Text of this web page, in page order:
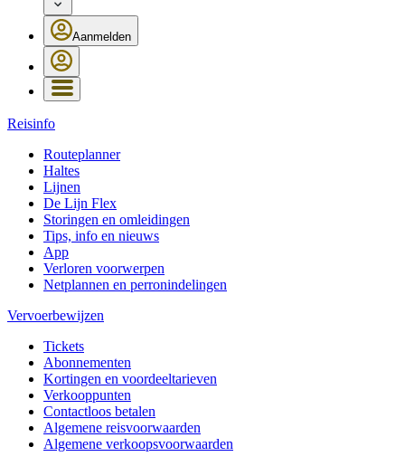
Aanmelden
Reisinfo
Routeplanner
Haltes
Lijnen
De Lijn Flex
Storingen en omleidingen
Tips, info en nieuws
App
Verloren voorwerpen
Netplannen en perronindelingen
Vervoerbewijzen
Tickets
Abonnementen
Kortingen en voordeeltarieven
Verkooppunten
Contactloos betalen
Algemene reisvoorwaarden
Algemene verkoopsvoorwaarden